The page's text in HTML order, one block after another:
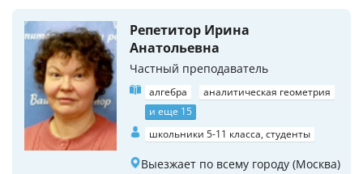
Репетитор Ирина
Анатольевна
Частный преподаватель
алгебра
аналитическая геометрия
и еще 15
школьники 5-11 класса, студенты
Выезжает по всему городу (Москва)